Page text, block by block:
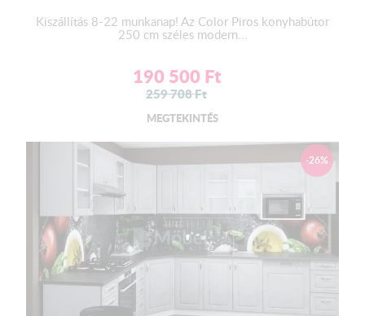
történik. Átvételkor kérjük, ellenőrizze a terméket, és ha sérülést
A munkalap színének a változtatási jogát a gyártó fenntartja!
Kiszállítás 8-22 munkanap! Az Color Piros konyhabútor
250 cm széles modern...
190 500 Ft
259 708Ft
MEGTEKINTÉS
-26%